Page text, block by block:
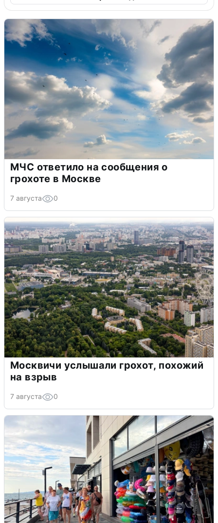
МЧС ответило на сообщения о
грохоте в Москве
7 августа 0
Москвичи услышали грохот, похожий
на взрыв
7 августа 0